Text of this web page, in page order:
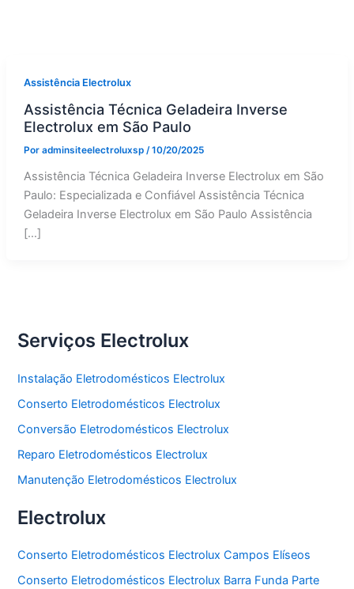
Assistência Electrolux
Assistência Técnica Geladeira Inverse
Electrolux em São Paulo
Por adminsiteelectroluxsp /10/20/2025
Assistência Técnica Geladeira Inverse Electrolux em São
Paulo: Especializada e Confiável Assistência Técnica
Geladeira Inverse Electrolux em São Paulo Assistência
[…]
Serviços Electrolux
Instalação Eletrodomésticos Electrolux
Conserto Eletrodomésticos Electrolux
Conversão Eletrodomésticos Electrolux
Reparo Eletrodomésticos Electrolux
Manutenção Eletrodomésticos Electrolux
Electrolux
Conserto Eletrodomésticos Electrolux Campos Elíseos
Conserto Eletrodomésticos Electrolux Barra Funda Parte